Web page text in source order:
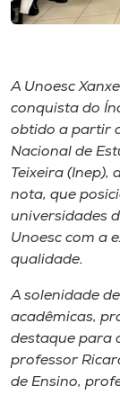
CPA
Biblioteca
Editora
Rádio
Museu
Unoesc
Store
A Unoesc
conquista do
obtido a partir
Nacional de
Teixeira (Inep),
nota, que
universidades
Unoesc com a
qualidade.
A solenidade
acadêmicas,
destaque para
professor
de Ensino,